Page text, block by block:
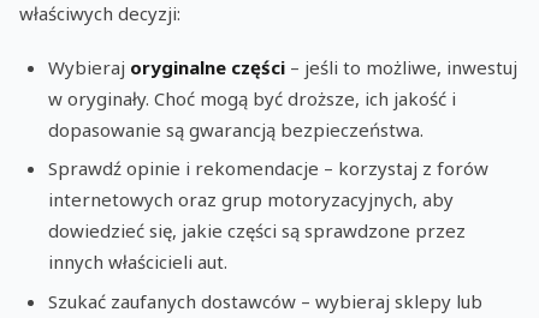
właściwych decyzji:
Wybieraj oryginalne części – jeśli to możliwe, inwestuj
w oryginały. Choć mogą być droższe, ich jakość i
dopasowanie są gwarancją bezpieczeństwa.
Sprawdź opinie i rekomendacje – korzystaj z forów
internetowych oraz grup motoryzacyjnych, aby
dowiedzieć się, jakie części są sprawdzone przez
innych właścicieli aut.
Szukać zaufanych dostawców – wybieraj sklepy lub